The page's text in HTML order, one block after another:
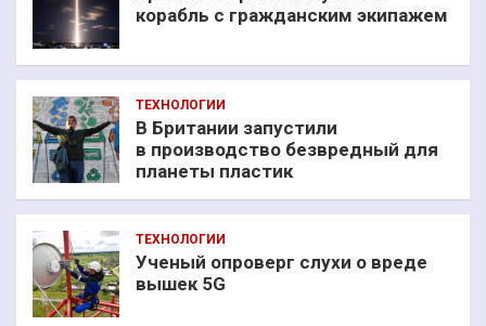
корабль с гражданским экипажем
ТЕХНОЛОГИИ
В Британии запустили
в производство безвредный для
планеты пластик
ТЕХНОЛОГИИ
Ученый опроверг слухи о вреде
вышек 5G